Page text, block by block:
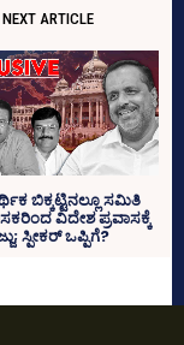
NEXT ARTICLE
ಬಿಕ್ಕಟ್ಟಿನಲ್ಲೂ ಸಮಿತಿ
ವಿದೇಶ ಪ್ರವಾಸಕ್ಕೆ
ಸ್ಪೀಕರ್ ಒಪ್ಪಿಗೆ?